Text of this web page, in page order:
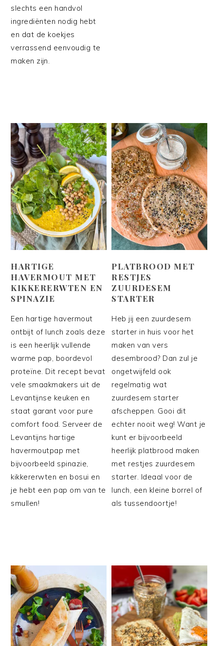
slechts een handvol
ingrediënten nodig hebt
en dat de koekjes
verrassend eenvoudig te
maken zijn.
HARTIGE
HAVERMOUT MET
KIKKERERWTEN EN
SPINAZIE
Een hartige havermout
ontbijt of lunch zoals deze
is een heerlijk vullende
warme pap, boordevol
proteïne. Dit recept bevat
vele smaakmakers uit de
Levantijnse keuken en
staat garant voor pure
comfort food. Serveer de
Levantijns hartige
havermoutpap met
bijvoorbeeld spinazie,
kikkererwten en bosui en
je hebt een pap om van te
smullen!
PLATBROOD MET
RESTJES
ZUURDESEM
STARTER
Heb jij een zuurdesem
starter in huis voor het
maken van vers
desembrood? Dan zul je
ongetwijfeld ook
regelmatig wat
zuurdesem starter
afscheppen. Gooi dit
echter nooit weg! Want je
kunt er bijvoorbeeld
heerlijk platbrood maken
met restjes zuurdesem
starter. Ideaal voor de
lunch, een kleine borrel of
als tussendoortje!